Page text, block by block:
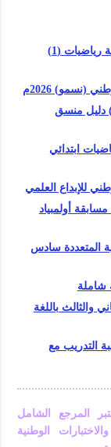
نسمو أولمبياد العلوم والرياضيات الوطني – حقيبة رياضيات (1)
(نسمو) 2026م
دليل منسق
ابتدائي
للإبداع العلمي
أولمبياد
المتعددة سادس
شاملة
والثالث باللغة
– حقيبة التدريب مع
المرجع الشامل
الوطنية